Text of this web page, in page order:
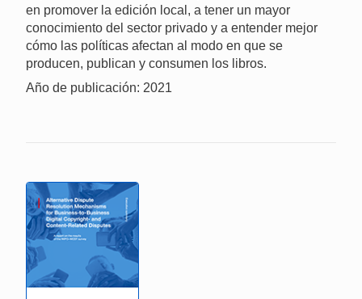
en promover la edición local, a tener un mayor
conocimiento del sector privado y a entender mejor
cómo las políticas afectan al modo en que se
producen, publican y consumen los libros.
Año de publicación: 2021